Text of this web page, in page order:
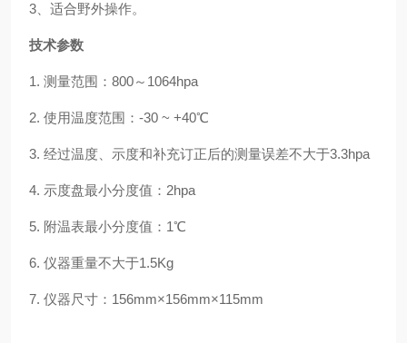
3 、适合野外操作。
技术参数
1. 测量范围： 800～ 1064hpa
2. 使用温度范围： -30 ~ +40℃
3. 经过温度、示度和补充订正后的测量误差不大于3.3hpa
4. 示度盘最小分度值： 2hpa
5. 附温表最小分度值： 1℃
6. 仪器重量不大于1.5Kg
7. 仪器尺寸： 156mm×156mm×115mm